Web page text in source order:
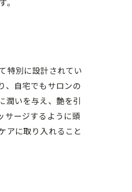
。
特別に設計されてい
、自宅でもサロンの
いを与え、艶を引
サージするように頭
アに取り入れること